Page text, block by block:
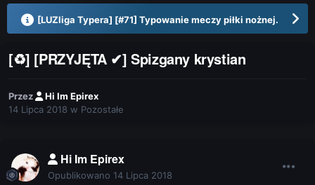
[LUZliga Typera] [#71] Typowanie meczy piłki nożnej.
[♻] [PRZYJĘTA ✔] Spizgany krystian
Przez
Hi Im Epirex
14 Lipca 2018 w Pozostałe
Hi Im Epirex
Opublikowano 14 Lipca 2018